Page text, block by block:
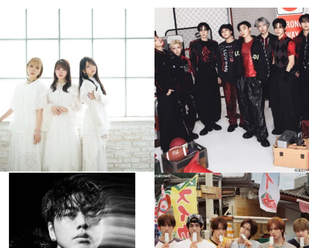
...
8月 4
4 0
musicjapantv
💡08/05(水)23:00特番放送！
...
8月 4
4 0
musicjapantv
💡8月特番放送決定！
...
8月 4
477 0
musicjapantv
💡8月特番放送決定！
...
8月 4
6 0